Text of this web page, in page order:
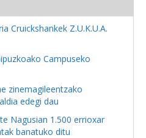
Cruickshankek Z.U.K.U.A.
Campuseko
zinemagileentzako
edegi dau
Nagusian 1.500 errioxar
banatuko ditu